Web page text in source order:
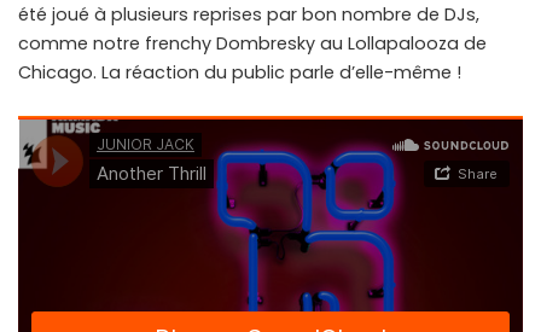
été joué à plusieurs reprises par bon nombre de DJs,
comme notre frenchy Dombresky au Lollapalooza de
Chicago. La réaction du public parle d’elle-même !